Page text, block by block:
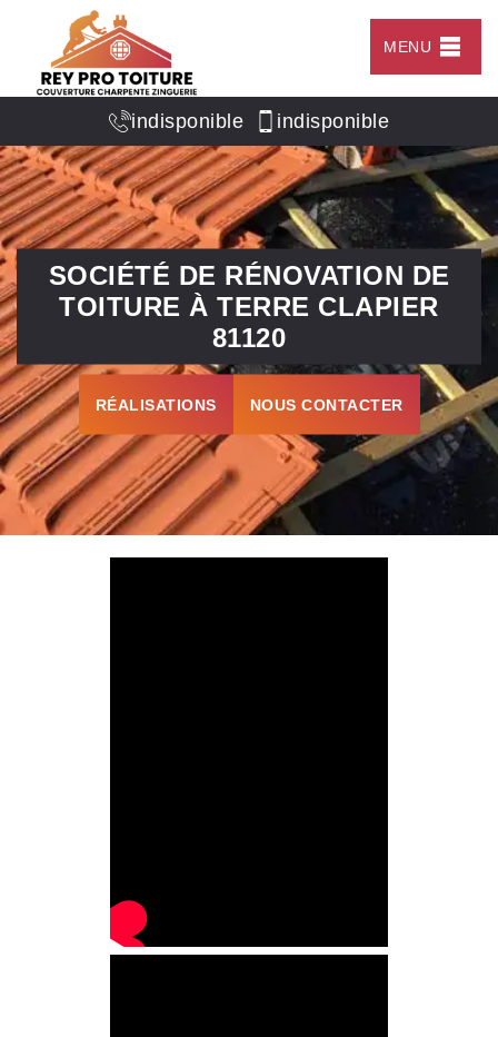
MENU
indisponible indisponible
SOCIÉTÉ DE RÉNOVATION DE
TOITURE À TERRE CLAPIER
81120
RÉALISATIONS NOUS CONTACTER